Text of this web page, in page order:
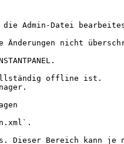
die Admin-Datei
nicht
offline ist.
Dieser Bereich kann